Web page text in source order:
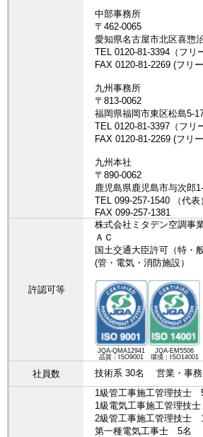
許認可等
株式会社ミタデン空調事
ＡＣ
国土交通大臣許可（特・
(管・電気・消防施設）
JQA-QMA12941
品質：ISO9001
JQA-EM5506
環境：ISO14001
社員数 技術系 30名 営業・事
1級管工事施工管理技士
1級電気工事施工管理技士
2級管工事施工管理技士
第一種電気工事士 5名